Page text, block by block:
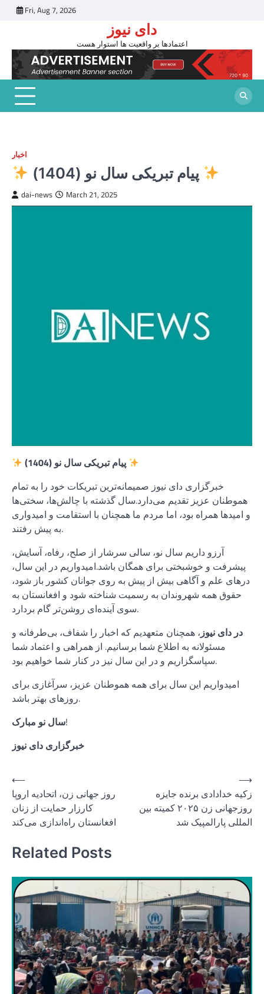
Fri, Aug 7, 2026
دای نیوز
اعتمادها بر واقعیت ها استوار هست
اخبار
dai-news March 21, 2025
پیام تبریکی سال نو (1404)
خبرگزاری دای نیوز صمیمانه‌ترین تبریکات خود را به تمام
هموطنان عزیز تقدیم می‌دارد.سال گذشته با چالش‌ها، سختی‌ها
و امیدها همراه بود، اما مردم ما همچنان با استقامت و امیدواری
به پیش رفتند.
آرزو داریم سال نو، سالی سرشار از صلح، رفاه، آسایش،
پیشرفت و خوشبختی برای همگان باشد.امیدواریم در این سال،
درهای علم و آگاهی بیش از پیش به روی جوانان کشور باز شود،
حقوق همه شهروندان به رسمیت شناخته شود و افغانستان به
سوی آینده‌ای روشن‌تر گام بردارد.
در دای نیوز، همچنان متعهدیم که اخبار را شفاف، بی‌طرفانه و
مسئولانه به اطلاع شما برسانیم. از همراهی و اعتماد شما
سپاسگزاریم و در این سال نیز در کنار شما خواهیم بود.
امیدواریم این سال برای همه هموطنان عزیز، سرآغازی برای
روزهای بهتر باشد.
سال نو مبارک!
خبرگزاری دای نیوز
Post
navigation
⟵
روز جهانی زن، اتحادیه اروپا
کارزار حمایت از زنان
افغانستان راه‌اندازی می‌کند
زکیه خدادادی برنده جایزه
روزجهانی زن ۲۰۲۵ کمیته بین
المللی پارالمپیک شد
⟶
Related Posts